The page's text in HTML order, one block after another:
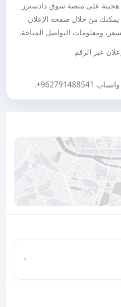
هجينة على منصة سوق دادسترز
من خلال صفحة الإعلان
ومعلومات التواصل المتاحة.
عبر الرقم
+962791488541
.